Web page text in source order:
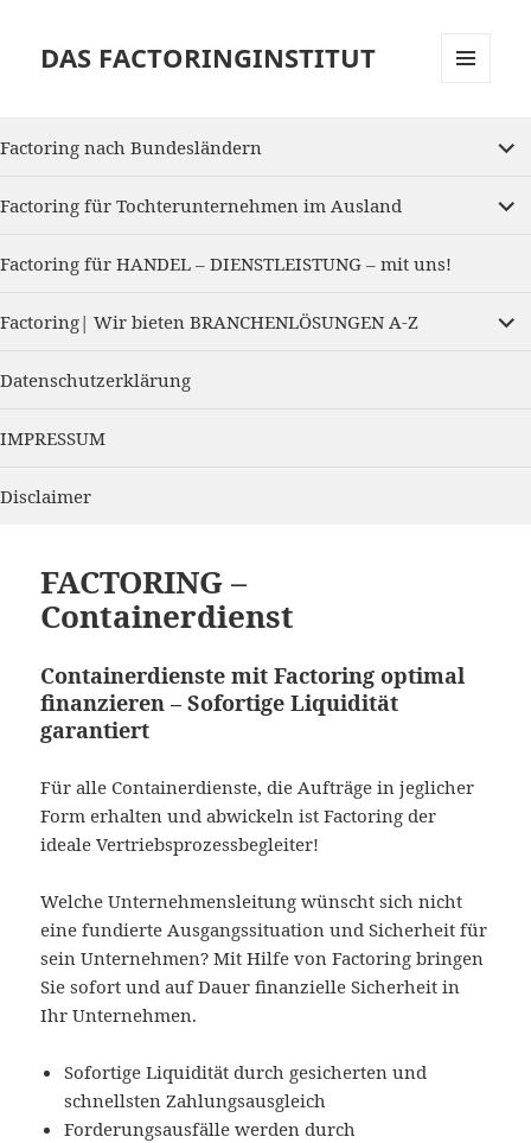
DAS FACTORINGINSTITUT
Factoring nach Bundesländern
child
Factoring für Tochterunternehmen im Ausland
child
Factoring für HANDEL – DIENSTLEISTUNG – mit uns!
Factoring| Wir bieten BRANCHENLÖSUNGEN A-Z
child
Datenschutzerklärung
IMPRESSUM
Disclaimer
FACTORING –
Containerdienst
Containerdienste mit Factoring optimal
finanzieren – Sofortige Liquidität
garantiert
Für alle Containerdienste, die Aufträge in jeglicher
Form erhalten und abwickeln ist Factoring der
ideale Vertriebsprozessbegleiter!
Welche Unternehmensleitung wünscht sich nicht
eine fundierte Ausgangssituation und Sicherheit für
sein Unternehmen? Mit Hilfe von Factoring bringen
Sie sofort und auf Dauer finanzielle Sicherheit in
Ihr Unternehmen.
Sofortige Liquidität durch gesicherten und
schnellsten Zahlungsausgleich
Forderungsausfälle werden durch